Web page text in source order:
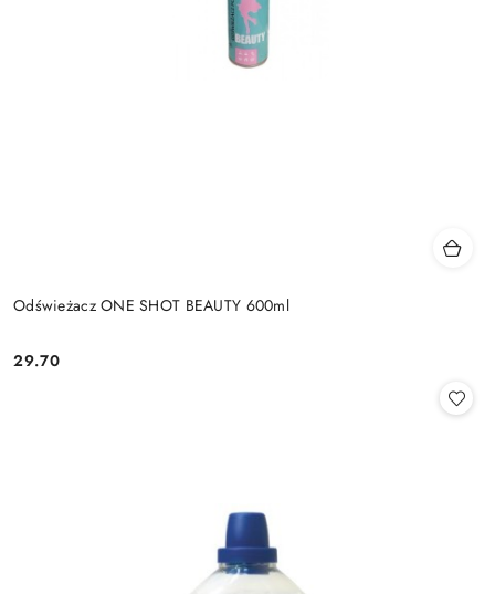
Odświeżacz ONE SHOT BEAUTY 600ml
Cena:
29.70